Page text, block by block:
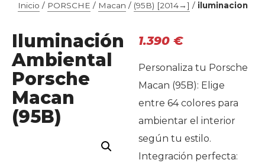
Inicio / PORSCHE / Macan / (95B) [2014→] / iluminacion
Iluminación
Ambiental
Porsche
Macan
(95B)
1.390 €
Personaliza tu Porsche
Macan (95B): Elige
entre 64 colores para
ambientar el interior
según tu estilo.
Integración perfecta: